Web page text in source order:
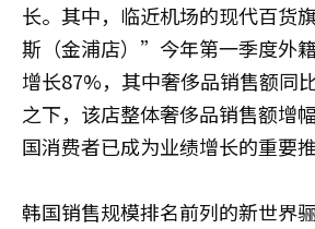
长。其中，临近机场的现代百货
斯（金浦店）”今年第一季度外
增长87%，其中奢侈品销售额同
之下，该店整体奢侈品销售额增
国消费者已成为业绩增长的重要推
韩国销售规模排名前列的新世界